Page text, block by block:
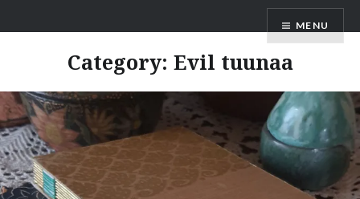
to
MENU
Category: Evil tuunaa